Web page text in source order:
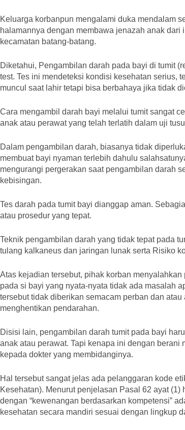
Keluarga korbanpun mengalami duka mendalam
halamannya dengan membawa jenazah anak
kecamatan batang-batang.
Diketahui, Pengambilan darah pada bayi di tumit
test. Tes ini mendeteksi kondisi kesehatan serius,
muncul saat lahir tetapi bisa berbahaya jika tidak
Cara mengambil darah bayi melalui tumit sangat
anak atau perawat yang telah terlatih dalam uji
Dalam pengambilan darah, biasanya tidak
membuat bayi nyaman terlebih dahulu
mengurangi pergerakan saat pengambilan darah
kebisingan.
Tes darah pada tumit bayi dianggap aman.
atau prosedur yang tepat.
Teknik pengambilan darah yang tidak tepat pada
tulang kalkaneus dan jaringan lunak serta Risiko
Atas kejadian tersebut, pihak korban
pada si bayi yang nyata-nyata tidak ada masalah
tersebut tidak diberikan semacam perban dan
menghentikan pendarahan.
Disisi lain, pengambilan darah tumit pada bayi
anak atau perawat. Tapi kenapa ini dengan
kepada dokter yang membidanginya.
Hal tersebut sangat jelas ada pelanggaran kode
Kesehatan). Menurut penjelasan Pasal 62 ayat
dengan “kewenangan berdasarkan kompetensi”
kesehatan secara mandiri sesuai dengan lingkup